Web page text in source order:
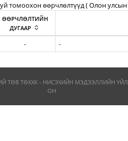
томоохон өөрчлөлтүүд ( Олон улсын
ӨӨРЧЛӨЛТИЙН
ДУГААР
- -
ТӨВ ТӨХХК - НИСЭХИЙН МЭДЭЭЛЛИЙН
ОН